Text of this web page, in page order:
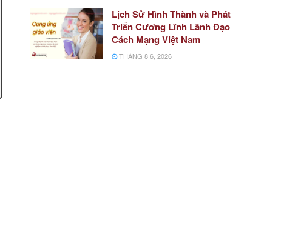
Lịch Sử Hình Thành và Phát
Triển Cương Lĩnh Lãnh Đạo
Cách Mạng Việt Nam
THÁNG 8 6, 2026